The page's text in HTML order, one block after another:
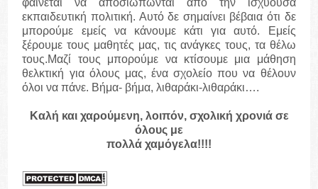
φαίνεται να αποσιωπώνται από την ισχύουσα
εκπαιδευτική πολιτική. Αυτό δε σημαίνει βέβαια ότι δε
μπορούμε εμείς να κάνουμε κάτι για αυτό. Εμείς
ξέρουμε τους μαθητές μας, τις ανάγκες τους, τα θέλω
τους.Μαζί τους μπορούμε να κτίσουμε μια μάθηση
θελκτική για όλους μας, ένα σχολείο που να θέλουν
όλοι να πάνε. Βήμα- βήμα, λιθαράκι-λιθαράκι….
Καλή και χαρούμενη, λοιπόν, σχολική χρονιά σε
όλους με
πολλά χαμόγελα!!!!